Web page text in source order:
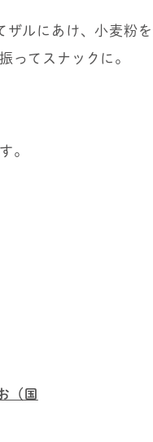
ザルにあけ、小麦
ってスナックに。
。
（国